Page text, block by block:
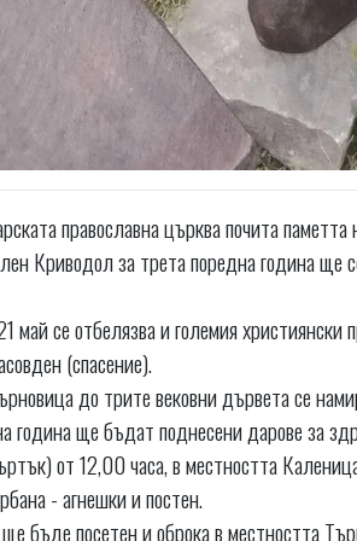
православна църква почита
Криводол за трета поредна година ще
май се отбелязва и големия
(спасение).
до трите вековни дървета се
година ще бъдат поднесени дарове за
от 12,00 часа, в местността
- агнешки и постен.
бъде посетен и оброка в местността